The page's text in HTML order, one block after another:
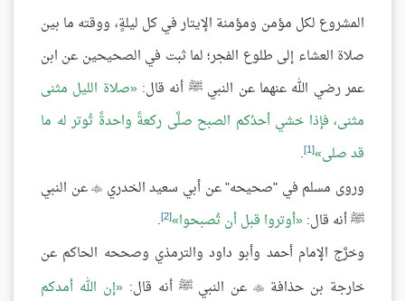
المشروع لكل مؤمن ومؤمنة الإيتار في كل ليلةٍ، ووقته ما بين
صلاة العشاء إلى طلوع الفجر؛ لما ثبت في الصحيحين عن ابن
عمر رضي الله عنهما عن النبي ﷺ أنه قال: صلاة الليل مثنى
مثنى، فإذا خشي أحدُكم الصبح صلَّى ركعةً واحدةً تُوتر له ما
قد صلى [1]
.
وروى مسلم في "صحيحه" عن أبي سعيد الخدري عن النبي
ﷺ أنه قال: أوتروا قبل أن تُصبحوا [2]
.
وخرَّج الإمام أحمد وأبو داود والترمذي وصححه الحاكم عن
خارجة بن حذافة عن النبي ﷺ أنه قال: إن الله أمدكم